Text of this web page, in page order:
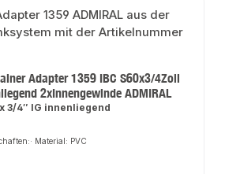
Adapter 1359 IBC S60x3/4Zoll
2xInnengewinde ADMIRAL
3/4″ IG innenliegend
Material: PVC